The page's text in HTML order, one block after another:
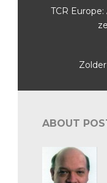
TCR
ABOUT